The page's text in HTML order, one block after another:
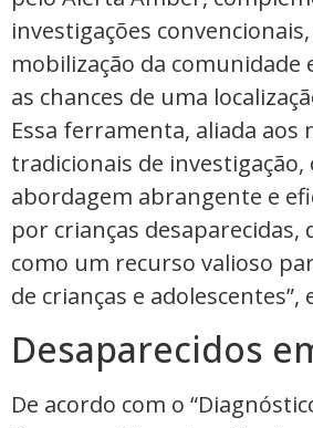
investigações
mobilização da comunidade
as chances de uma
Essa ferramenta, aliada aos
tradicionais de investigação,
abordagem abrangente e
por crianças desaparecidas,
como um recurso valioso
de crianças e adolescentes”,
Desaparecidos
De acordo com o